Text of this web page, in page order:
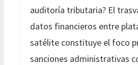
auditoría tributaria? El
datos financieros entre
satélite constituye el foco
sanciones administrativas